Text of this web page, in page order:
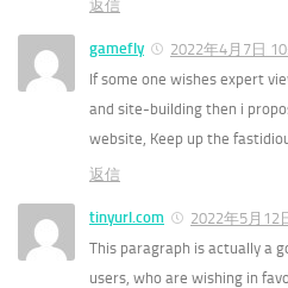
返信
gamefly
2022年4月7日
If some one wishes expert
and site-building then i
website, Keep up the
返信
tinyurl.com
2022年5月12
This paragraph is actually a
users, who are wishing in